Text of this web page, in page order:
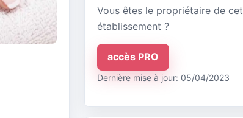
Vous êtes le propriétaire de cet
établissement ?
accès PRO
Dernière mise à jour: 05/04/2023